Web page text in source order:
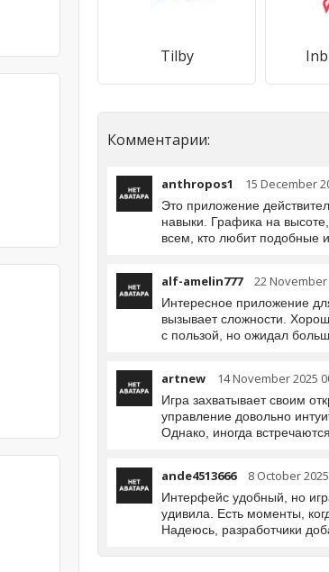
Tilby
Комментарии:
anthropos1 15 December
Это приложение
навыки. Графика на
всем, кто любит подобные
alf-amelin777 22 November
Интересное приложение
вызывает сложности.
с пользой, но ожидал
artnew 14 November 2025
Игра захватывает своим
управление довольно
Однако, иногда
ande4513666 8 October
Интерфейс удобный, но
удивила. Есть моменты,
Надеюсь, разработчики